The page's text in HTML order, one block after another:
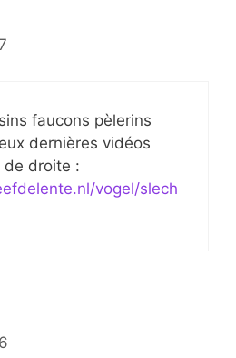
faucons pèlerins
dernières vidéos
de droite :
vogel/slech